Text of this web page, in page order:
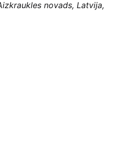
novads, Latvija,